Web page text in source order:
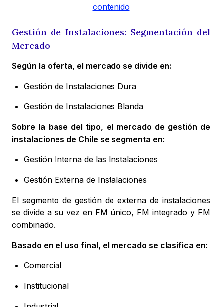
contenido
Gestión de Instalaciones: Segmentación del
Mercado
Según la oferta, el mercado se divide en:
Gestión de Instalaciones Dura
Gestión de Instalaciones Blanda
Sobre la base del tipo, el mercado de gestión de
instalaciones de Chile se segmenta en:
Gestión Interna de las Instalaciones
Gestión Externa de Instalaciones
El segmento de gestión de externa de instalaciones
se divide a su vez en FM único, FM integrado y FM
combinado.
Basado en el uso final, el mercado se clasifica en:
Comercial
Institucional